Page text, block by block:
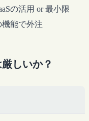
の活用 or 最小限
機能で外注
しいか？